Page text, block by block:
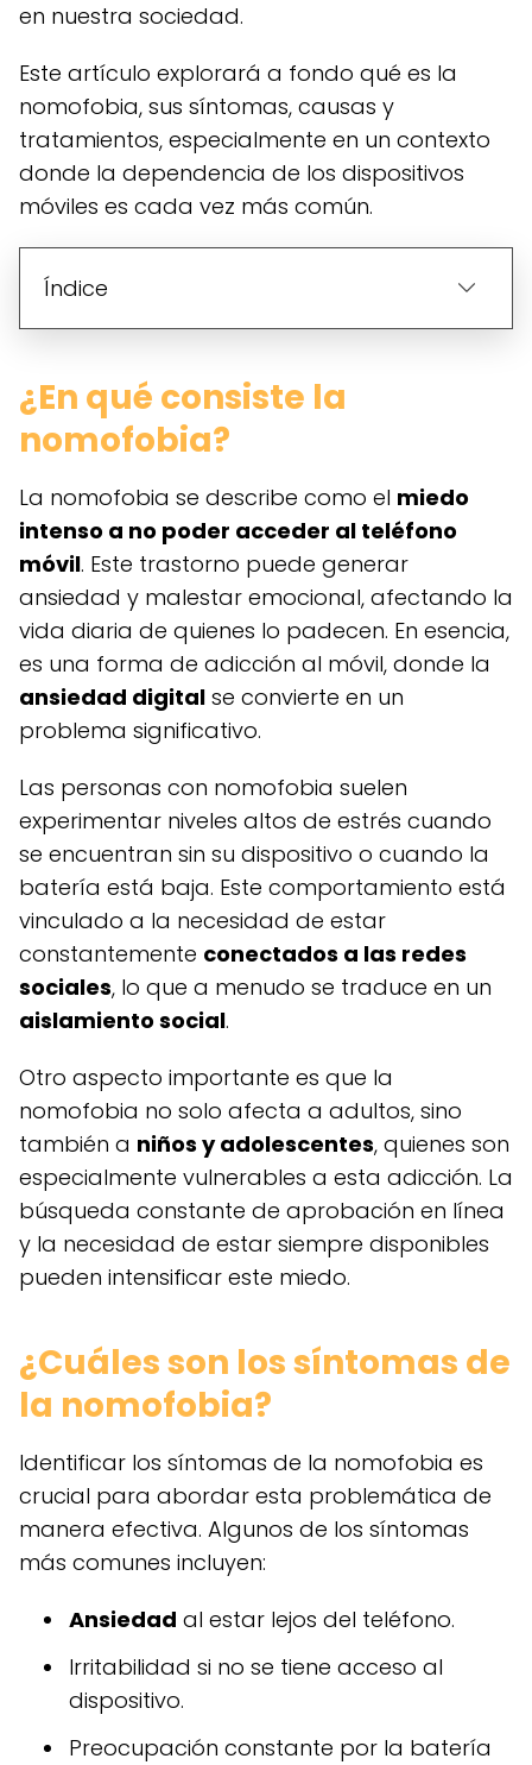
en nuestra sociedad.
Este artículo explorará a fondo qué es la
nomofobia, sus síntomas, causas y
tratamientos, especialmente en un contexto
donde la dependencia de los dispositivos
móviles es cada vez más común.
Índice
¿En qué consiste la
nomofobia?
La nomofobia se describe como el miedo
intenso a no poder acceder al teléfono
móvil. Este trastorno puede generar
ansiedad y malestar emocional, afectando la
vida diaria de quienes lo padecen. En esencia,
es una forma de adicción al móvil, donde la
ansiedad digital se convierte en un
problema significativo.
Las personas con nomofobia suelen
experimentar niveles altos de estrés cuando
se encuentran sin su dispositivo o cuando la
batería está baja. Este comportamiento está
vinculado a la necesidad de estar
constantemente conectados a las redes
sociales, lo que a menudo se traduce en un
aislamiento social.
Otro aspecto importante es que la
nomofobia no solo afecta a adultos, sino
también a niños y adolescentes, quienes son
especialmente vulnerables a esta adicción. La
búsqueda constante de aprobación en línea
y la necesidad de estar siempre disponibles
pueden intensificar este miedo.
¿Cuáles son los síntomas de
la nomofobia?
Identificar los síntomas de la nomofobia es
crucial para abordar esta problemática de
manera efectiva. Algunos de los síntomas
más comunes incluyen:
Ansiedad al estar lejos del teléfono.
Irritabilidad si no se tiene acceso al
dispositivo.
Preocupación constante por la batería